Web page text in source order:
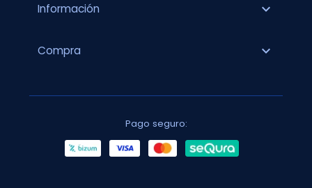
Información expand_more
Compra expand_more
Pago seguro: